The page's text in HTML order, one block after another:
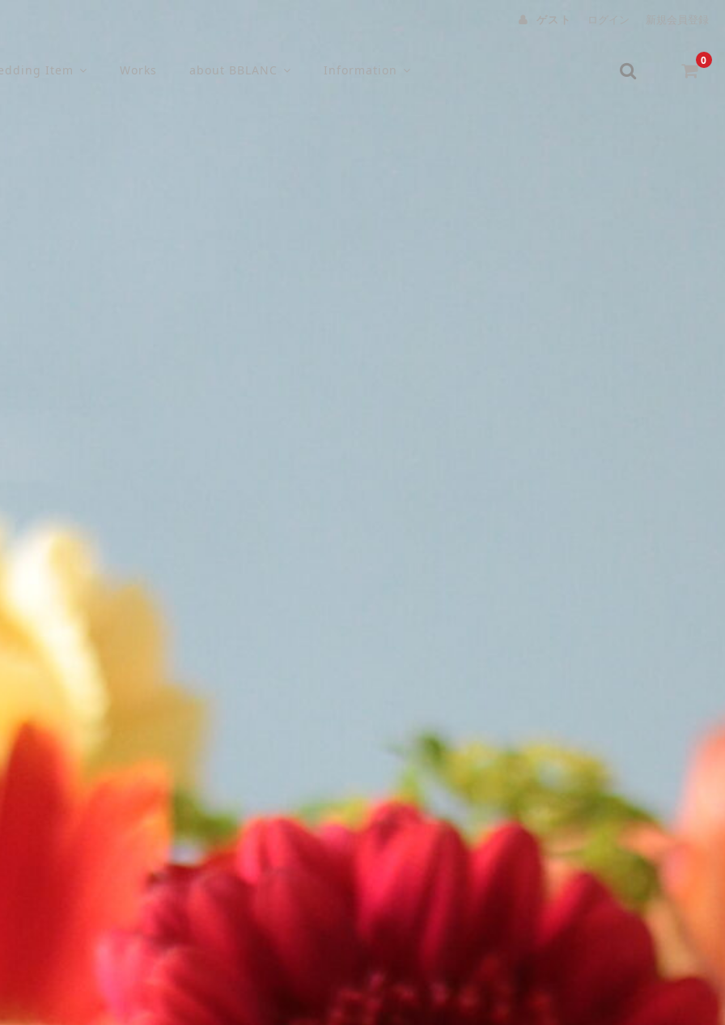
ゲスト
0
Item Works about BBLANC Information